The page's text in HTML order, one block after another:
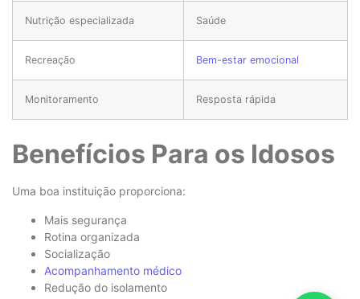
Nutrição especializada Saúde
Recreação Bem-estar emocional
Monitoramento Resposta rápida
Benefícios Para os Idosos
Uma boa instituição proporciona:
Mais segurança
Rotina organizada
Socialização
Acompanhamento médico
Redução do isolamento